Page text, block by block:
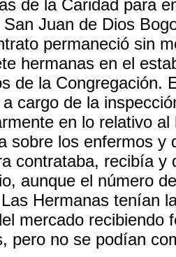
de la Caridad para
San Juan de Dios
permaneció sin
hermanas en el
de la Congregación.
cargo de la
en lo relativo
sobre los enfermos y
contrataba, recibía y
aunque el número
Hermanas tenían
mercado recibiendo
pero no se podían